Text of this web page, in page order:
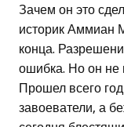
Зачем он это
историк Аммиан
конца.
ошибка. Но он не
Прошел всего
завоеватели, а